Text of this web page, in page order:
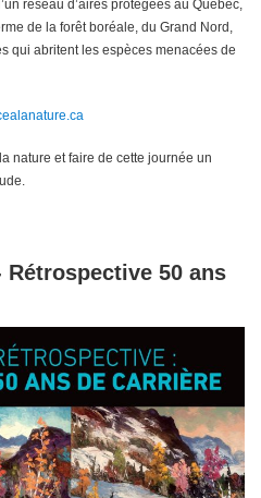
réseau d’aires protégées au Québec,
de la forêt boréale, du Grand Nord,
qui abritent les espèces menacées de
nature et faire de cette journée un
50 ans